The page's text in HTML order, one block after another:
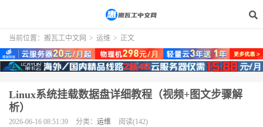
当前位置： 搬瓦工中文网 > 运维 > 正文
Linux系统挂载数据盘详细教程（视频+图文步骤解
析）
2026-06-16 08:51:39 分类： 运维 阅读(142)